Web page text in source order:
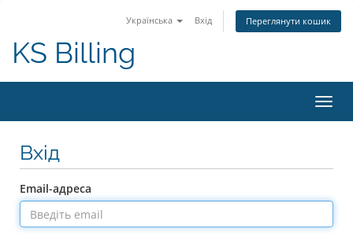
Українська Вхід Переглянути кошик
KS Billing
Вхід
Email-адреса